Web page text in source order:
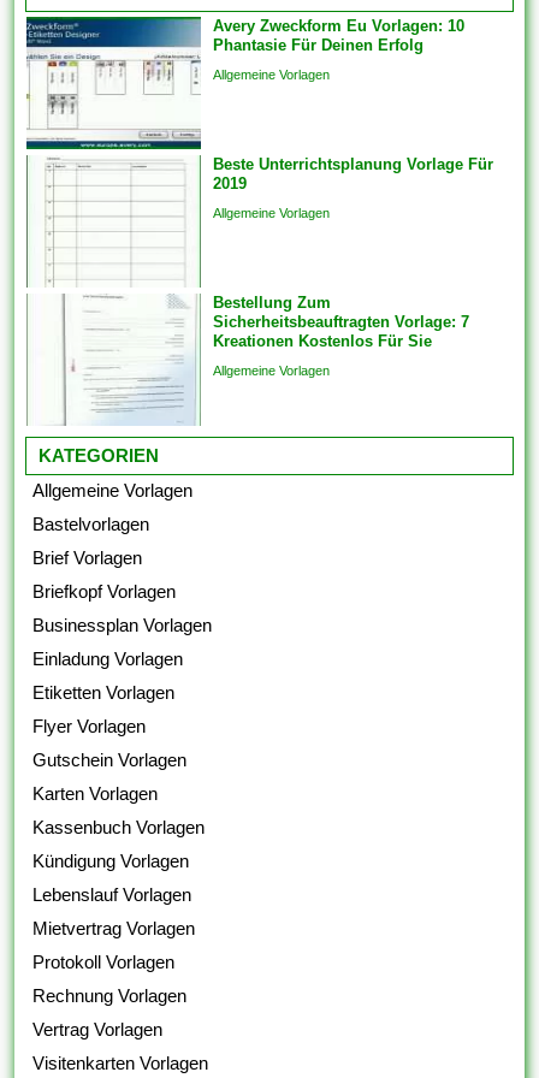
branchenspezifisch. Diese
können auch Die
Kommunikation und
Engagements strukturieren,
um sicherzustellen, dass das
Endprodukt von hoher Qualität
ist. Sie bringen die Vorlagen
auch überspringen und
Analogien in...
Avery Zweckform Eu Vorlagen: 10
Phantasie Für Deinen Erfolg
Allgemeine Vorlagen
Beste Unterrichtsplanung Vorlage Für
2019
Allgemeine Vorlagen
Bestellung Zum
Sicherheitsbeauftragten Vorlage: 7
Kreationen Kostenlos Für Sie
Allgemeine Vorlagen
KATEGORIEN
Allgemeine Vorlagen
Bastelvorlagen
Brief Vorlagen
Briefkopf Vorlagen
Businessplan Vorlagen
Einladung Vorlagen
Etiketten Vorlagen
Flyer Vorlagen
Gutschein Vorlagen
Karten Vorlagen
Kassenbuch Vorlagen
Kündigung Vorlagen
Lebenslauf Vorlagen
Mietvertrag Vorlagen
Protokoll Vorlagen
Rechnung Vorlagen
Vertrag Vorlagen
Visitenkarten Vorlagen